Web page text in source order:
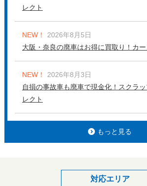
レクト
NEW！
2026年8月5日
大阪・奈良の廃車はお得に買取り！カ
NEW！
2026年8月3日
自損の事故車も廃車で現金化！スクラ
レクト
もっと見る
対応エリア